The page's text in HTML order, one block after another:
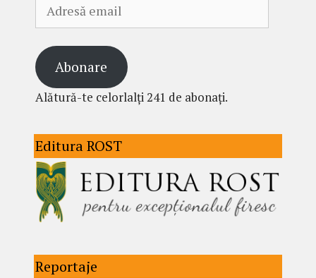
email
Abonare
Alătură-te celorlalți 241 de abonați.
Editura ROST
Reportaje